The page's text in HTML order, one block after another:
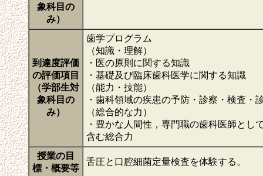
象科目の
み）
到達度評価
の評価項目
（学部生対
象科目の
み）
歯学プログラム
（知識・理解）
・医の原則に関する知識
・基礎及び臨床歯科医学に関する知識
（能力・技能）
・歯科領域の疾患の予防・診察・検査・
（総合的な力）
・豊かな人間性，専門職の歯科医師と
含む総合力
授業の目
標・概要等
舌圧と口腔細菌定量検査を体験する。